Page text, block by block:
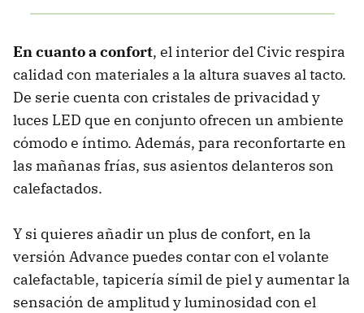
En cuanto a confort, el interior del Civic respira
calidad con materiales a la altura suaves al tacto.
De serie cuenta con cristales de privacidad y
luces LED que en conjunto ofrecen un ambiente
cómodo e íntimo. Además, para reconfortarte en
las mañanas frías, sus asientos delanteros son
calefactados.
Y si quieres añadir un plus de confort, en la
versión Advance puedes contar con el volante
calefactable, tapicería símil de piel y aumentar la
sensación de amplitud y luminosidad con el